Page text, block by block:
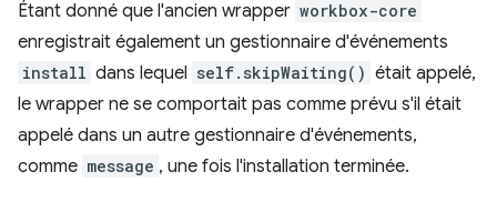
Étant donné que l'ancien wrapper workbox-core
enregistrait également un gestionnaire d'événements
install dans lequel self.skipWaiting() était appelé,
le wrapper ne se comportait pas comme prévu s'il était
appelé dans un autre gestionnaire d'événements,
comme message , une fois l'installation terminée.